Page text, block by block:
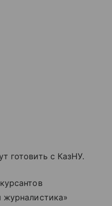
готовить с КазНУ.
журналистика»